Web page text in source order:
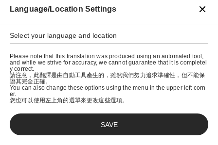
プライバシーポリシー
特定商取引法に基づく表示
会社概要
© graniph inc.
Language/Location Settings
Select your language and location
Please note that this translation was produced using an automated tool,
and while we strive for accuracy, we cannot guarantee that it is completel
y correct.
請注意，此翻譯是由自動工具產生的，雖然我們努力追求準確性，但不能保
證其完全正確。
You can also change these options using the menu in the upper left corn
er.
您也可以使用左上角的選單來更改這些選項。
SAVE